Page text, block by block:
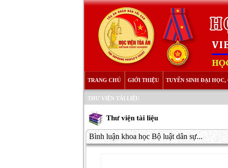
TRANG CHỦ GIỚI THIỆU TUYỂN SINH ĐẠI HỌC,
THƯ VIỆN TÀI LIỆU
Thư viện tài liệu
Bình luận khoa học Bộ luật dân sự...